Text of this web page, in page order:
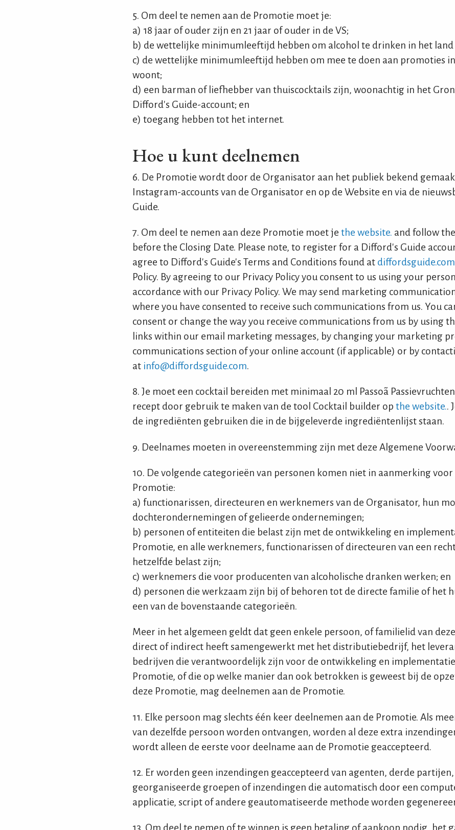
5. Om deel te nemen aan de Promotie moet je:
a) 18 jaar of ouder zijn en 21 jaar of ouder in de VS;
b) de wettelijke minimumleeftijd hebben om alcohol te drinken in het
c) de wettelijke minimumleeftijd hebben om mee te doen aan promoties
woont;
d) een barman of liefhebber van thuiscocktails zijn, woonachtig in het
Difford's Guide-account; en
e) toegang hebben tot het internet.
Hoe u kunt deelnemen
6. De Promotie wordt door de Organisator aan het publiek bekend
Instagram-accounts van de Organisator en op de Website en via de
Guide.
7. Om deel te nemen aan deze Promotie moet je the website. and follow
before the Closing Date. Please note, to register for a Difford's Guide
agree to Difford's Guide's Terms and Conditions found at diffordsguide.com
Policy. By agreeing to our Privacy Policy you consent to us using your
accordance with our Privacy Policy. We may send marketing
where you have consented to receive such communications from us. You
consent or change the way you receive communications from us by using
links within our email marketing messages, by changing your marketing
communications section of your online account (if applicable) or by
at info@diffordsguide.com.
8. Je moet een cocktail bereiden met minimaal 20 ml Passoã
recept door gebruik te maken van de tool Cocktail builder op the website..
de ingrediënten gebruiken die in de bijgeleverde ingrediëntenlijst staan.
9. Deelnames moeten in overeenstemming zijn met deze Algemene
10. De volgende categorieën van personen komen niet in aanmerking voor
Promotie:
a) functionarissen, directeuren en werknemers van de Organisator, hun
dochterondernemingen of gelieerde ondernemingen;
b) personen of entiteiten die belast zijn met de ontwikkeling en
Promotie, en alle werknemers, functionarissen of directeuren van een
hetzelfde belast zijn;
c) werknemers die voor producenten van alcoholische dranken werken; en
d) personen die werkzaam zijn bij of behoren tot de directe familie of het
een van de bovenstaande categorieën.
Meer in het algemeen geldt dat geen enkele persoon, of familielid van
direct of indirect heeft samengewerkt met het distributiebedrijf, het
bedrijven die verantwoordelijk zijn voor de ontwikkeling en implementatie
Promotie, of die op welke manier dan ook betrokken is geweest bij de
deze Promotie, mag deelnemen aan de Promotie.
11. Elke persoon mag slechts één keer deelnemen aan de Promotie. Als
van dezelfde persoon worden ontvangen, worden al deze extra
wordt alleen de eerste voor deelname aan de Promotie geaccepteerd.
12. Er worden geen inzendingen geaccepteerd van agenten, derde
georganiseerde groepen of inzendingen die automatisch door een
applicatie, script of andere geautomatiseerde methode worden
13. Om deel te nemen of te winnen is geen betaling of aankoop nodig, het